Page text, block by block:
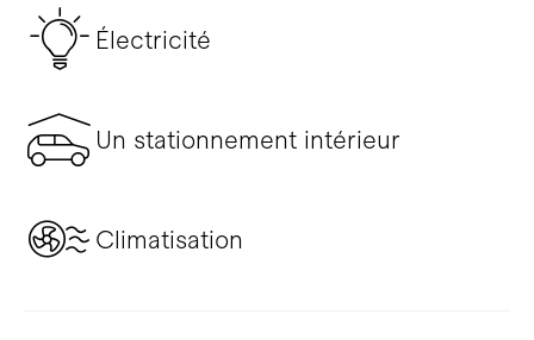
Électricité
Un stationnement intérieur
Climatisation